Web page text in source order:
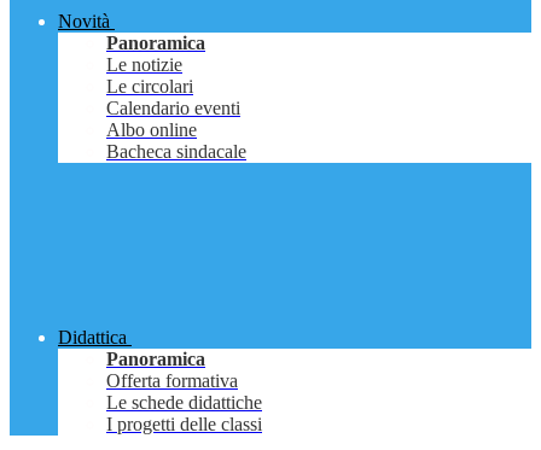
Novità
Panoramica
Le notizie
Le circolari
Calendario eventi
Albo online
Bacheca sindacale
Didattica
Panoramica
Offerta formativa
Le schede didattiche
I progetti delle classi